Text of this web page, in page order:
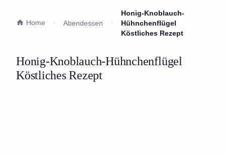
Home Abendessen
Honig-Knoblauch-
Hühnchenflügel
Köstliches Rezept
Honig-Knoblauch-Hühnchenflügel
Köstliches Rezept